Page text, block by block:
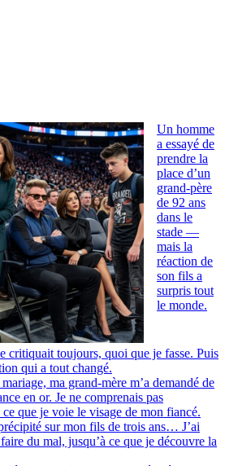
Un homme
a essayé de
prendre la
place d’un
grand-père
de 92 ans
dans le
stade —
mais la
réaction de
son fils a
surpris tout
le monde.
critiquait toujours, quoi que je fasse. Puis
qui a tout changé.
ma grand-mère m’a demandé de
en or. Je ne comprenais pas
que je voie le visage de mon fiancé.
sur mon fils de trois ans… J’ai
du mal, jusqu’à ce que je découvre la